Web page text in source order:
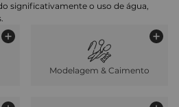
significativamente o uso de água,
Modelagem & Caimento